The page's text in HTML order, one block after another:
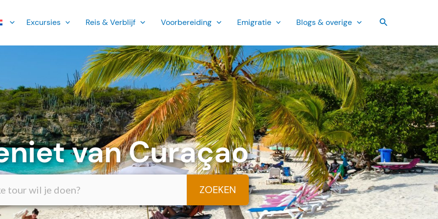
Ex­cursies Reis & Verblijf Voorbereiding Emi­gratie Blogs & overige Zoeken
van Curaçao